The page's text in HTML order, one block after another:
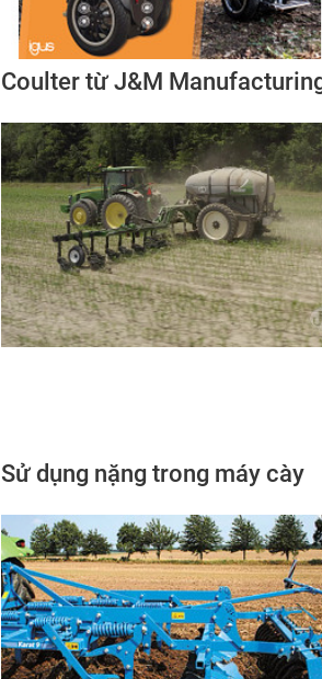
Coulter từ J&M
Sử dụng nặng trong máy cày